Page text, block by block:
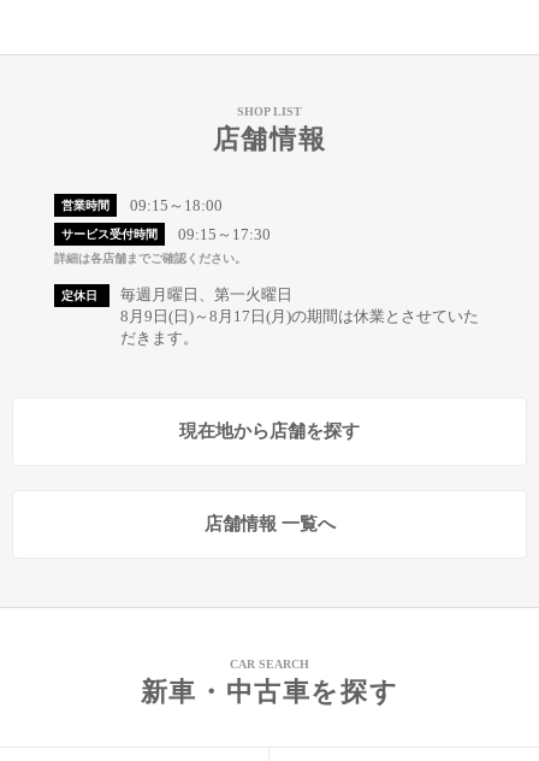
SHOP LIST
店舗情報
営業時間 09:15～18:00
サービス受付時間 09:15～17:30
詳細は各店舗までご確認ください。
定休日
毎週月曜日、第一火曜日
8月9日(日)～8月17日(月)の期間は休業とさせていた
だきます。
現在地から店舗を探す
店舗情報 一覧へ
CAR SEARCH
新車・中古車を探す